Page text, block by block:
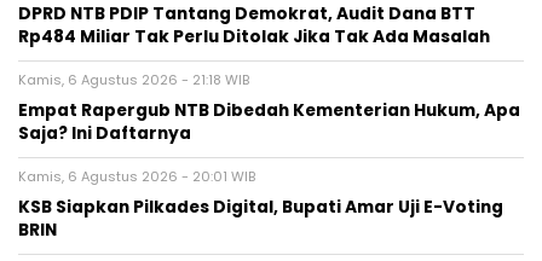
DPRD NTB PDIP Tantang Demokrat, Audit Dana BTT
Rp484 Miliar Tak Perlu Ditolak Jika Tak Ada Masalah
Kamis, 6 Agustus 2026 - 21:18 WIB
Empat Rapergub NTB Dibedah Kementerian Hukum, Apa
Saja? Ini Daftarnya
Kamis, 6 Agustus 2026 - 20:01 WIB
KSB Siapkan Pilkades Digital, Bupati Amar Uji E-Voting
BRIN